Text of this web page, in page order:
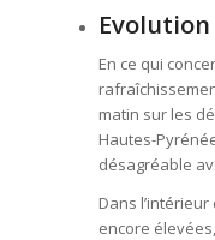
En ce qui
matin sur les
Hautes-
désagréable
Dans
encore